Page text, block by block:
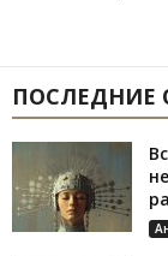
ПОСЛЕДНИЕ